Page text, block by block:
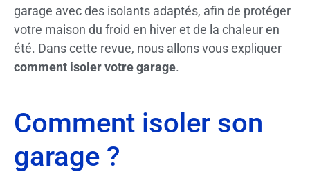
garage avec des isolants adaptés, afin de protéger
votre maison du froid en hiver et de la chaleur en
été. Dans cette revue, nous allons vous expliquer
comment isoler votre garage.
Comment isoler son
garage ?